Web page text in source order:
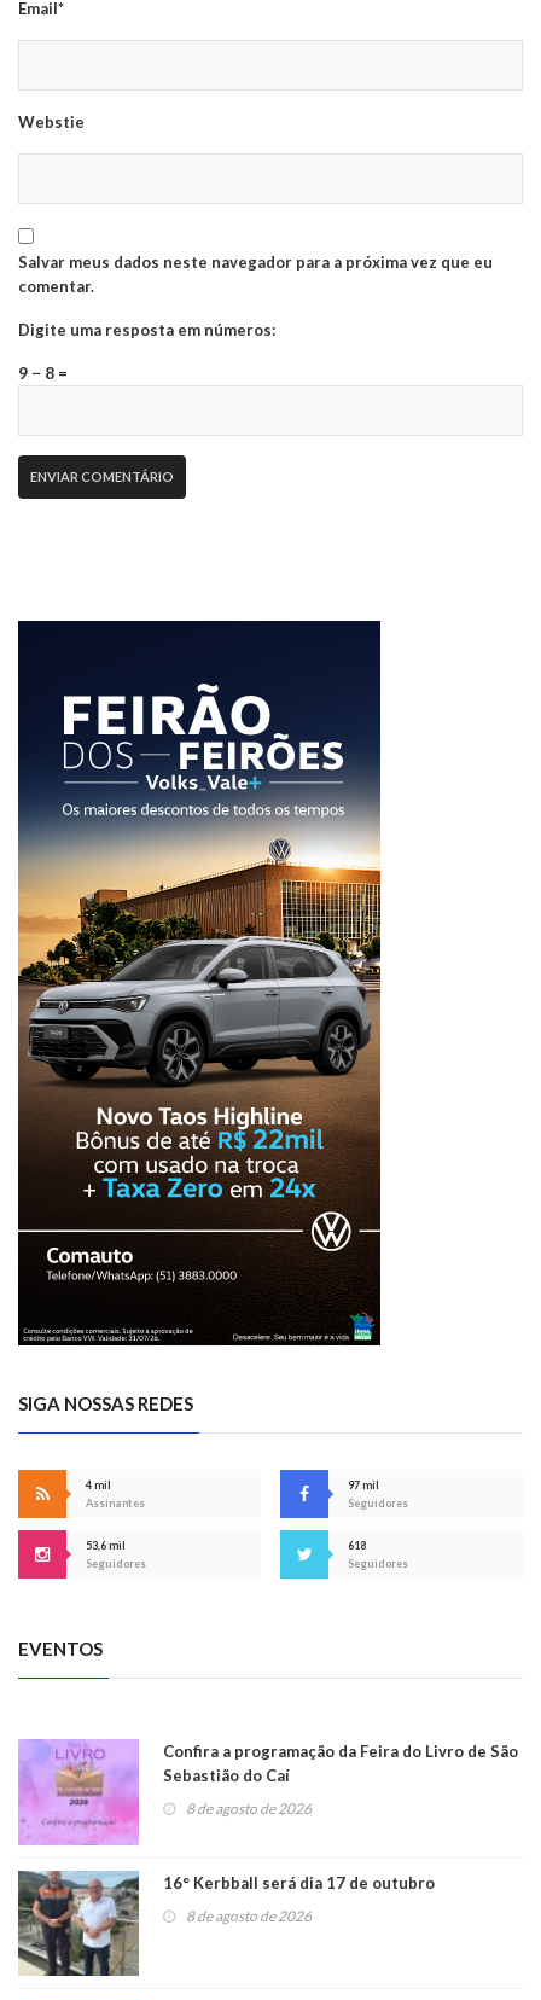
Email*
Webstie
Salvar meus dados neste navegador para a próxima vez que eu
comentar.
Digite uma resposta em números:
9 − 8 =
SIGA NOSSAS REDES
4 mil
Assinantes
97 mil
Seguidores
53,6 mil
Seguidores
618
Seguidores
EVENTOS
Confira a programação da Feira do Livro de São
Sebastião do Caí
8 de agosto de 2026
16° Kerbball será dia 17 de outubro
8 de agosto de 2026